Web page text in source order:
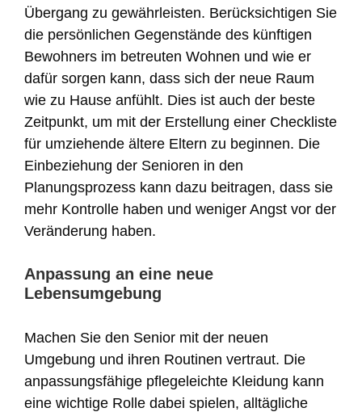
Übergang zu gewährleisten. Berücksichtigen Sie
die persönlichen Gegenstände des künftigen
Bewohners im betreuten Wohnen und wie er
dafür sorgen kann, dass sich der neue Raum
wie zu Hause anfühlt. Dies ist auch der beste
Zeitpunkt, um mit der Erstellung einer Checkliste
für umziehende ältere Eltern zu beginnen. Die
Einbeziehung der Senioren in den
Planungsprozess kann dazu beitragen, dass sie
mehr Kontrolle haben und weniger Angst vor der
Veränderung haben.
Anpassung an eine neue
Lebensumgebung
Machen Sie den Senior mit der neuen
Umgebung und ihren Routinen vertraut. Die
anpassungsfähige pflegeleichte Kleidung kann
eine wichtige Rolle dabei spielen, alltägliche